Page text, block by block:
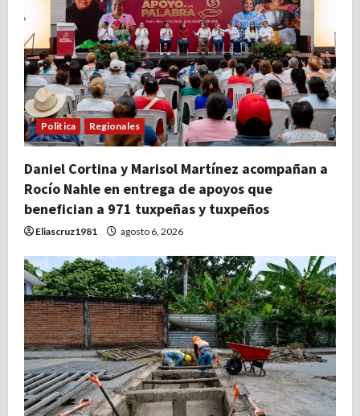
Politica Regionales
Daniel Cortina y Marisol Martínez acompañan a
Rocío Nahle en entrega de apoyos que
benefician a 971 tuxpeñas y tuxpeños
Eliascruz1981 agosto 6, 2026